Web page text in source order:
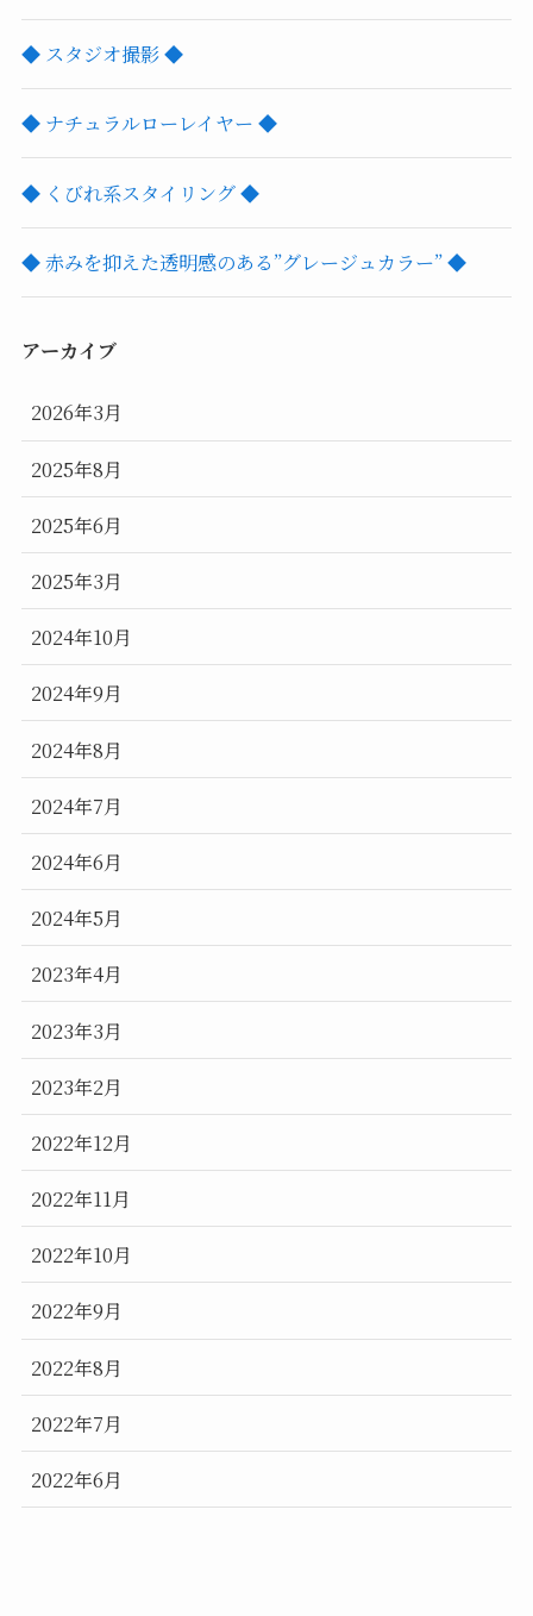
◆ スタジオ撮影 ◆
◆ ナチュラルローレイヤー ◆
◆ くびれ系スタイリング ◆
◆ 赤みを抑えた透明感のある”グレージュカラー” ◆
アーカイブ
2026年3月
2025年8月
2025年6月
2025年3月
2024年10月
2024年9月
2024年8月
2024年7月
2024年6月
2024年5月
2023年4月
2023年3月
2023年2月
2022年12月
2022年11月
2022年10月
2022年9月
2022年8月
2022年7月
2022年6月